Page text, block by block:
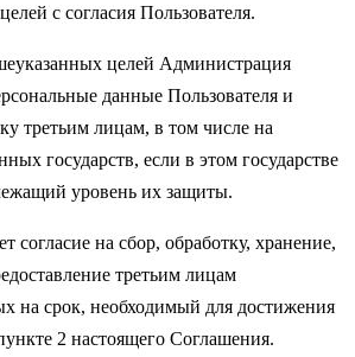
с согласия Пользователя.
целей Администрация
данные Пользователя и
третьим лицам, в том числе на
государств, если в этом государстве
уровень их защиты.
согласие на сбор, обработку, хранение,
третьим лицам
на срок, необходимый для достижения
2 настоящего Соглашения.